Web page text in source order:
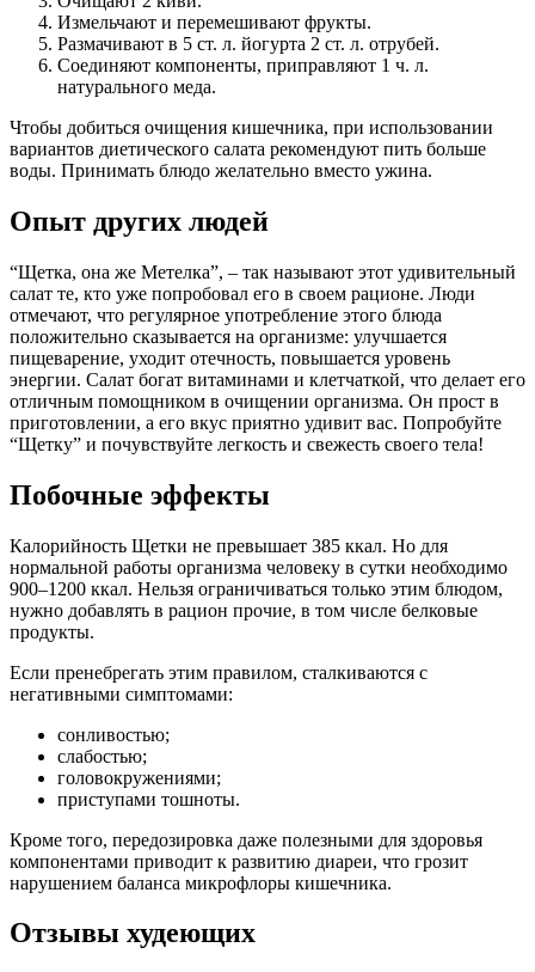
Измельчают и перемешивают фрукты.
Размачивают в 5 ст. л. йогурта 2 ст. л. отрубей.
Соединяют компоненты, приправляют 1 ч. л.
натурального меда.
Чтобы добиться очищения кишечника, при использовании
вариантов диетического салата рекомендуют пить больше
воды. Принимать блюдо желательно вместо ужина.
Опыт других людей
“Щетка, она же Метелка”, – так называют этот удивительный
салат те, кто уже попробовал его в своем рационе. Люди
отмечают, что регулярное употребление этого блюда
положительно сказывается на организме: улучшается
пищеварение, уходит отечность, повышается уровень
энергии. Салат богат витаминами и клетчаткой, что делает его
отличным помощником в очищении организма. Он прост в
приготовлении, а его вкус приятно удивит вас. Попробуйте
“Щетку” и почувствуйте легкость и свежесть своего тела!
Побочные эффекты
Калорийность Щетки не превышает 385 ккал. Но для
нормальной работы организма человеку в сутки необходимо
900–1200 ккал. Нельзя ограничиваться только этим блюдом,
нужно добавлять в рацион прочие, в том числе белковые
продукты.
Если пренебрегать этим правилом, сталкиваются с
негативными симптомами:
сонливостью;
слабостью;
головокружениями;
приступами тошноты.
Кроме того, передозировка даже полезными для здоровья
компонентами приводит к развитию диареи, что грозит
нарушением баланса микрофлоры кишечника.
Отзывы худеющих